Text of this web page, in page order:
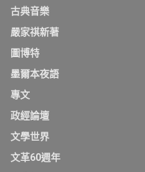
古典音樂
嚴家祺新著
圖博特
墨爾本夜語
專文
政經論壇
文學世界
文革60週年